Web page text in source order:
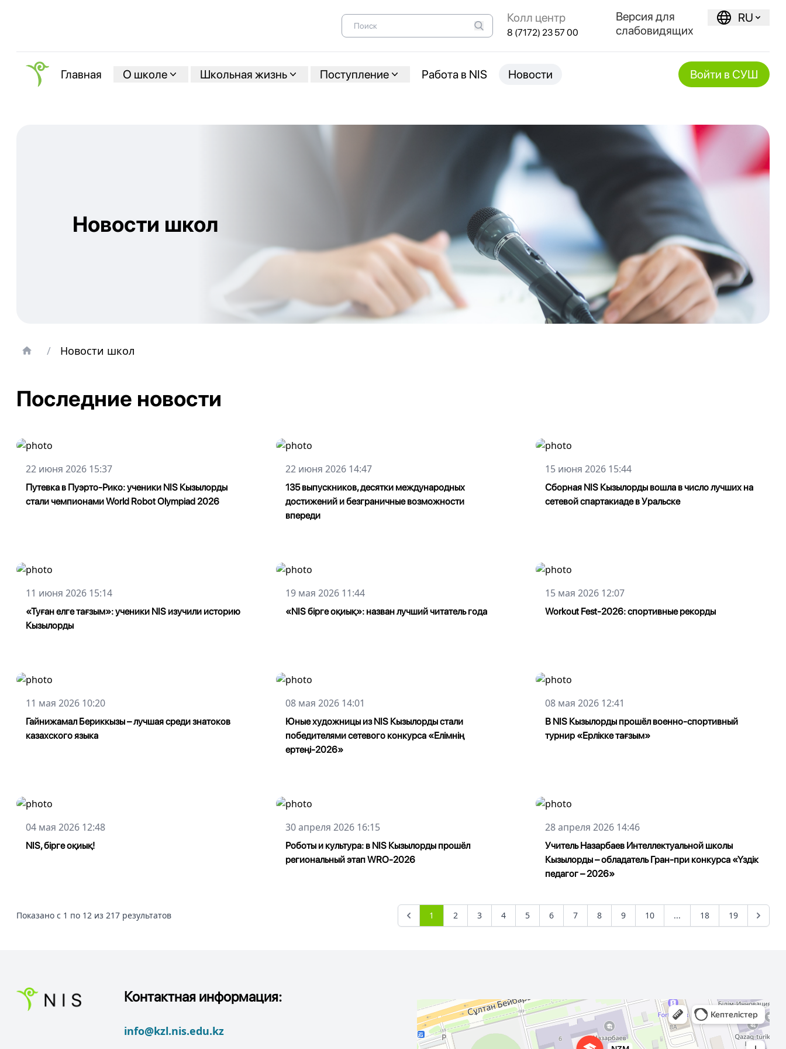
Колл центр
8 (7172) 23 57 00
Версия для
слабовидящих
RU
Главная О школе Школьная жизнь Поступление Работа в NIS Новости Войти в СУШ
Новости школ
/ Новости школ
Последние новости
22 июня 2026 15:37
Путевка в Пуэрто-Рико: ученики NIS Кызылорды
стали чемпионами World Robot Olympiad 2026
22 июня 2026 14:47
135 выпускников, десятки международных
достижений и безграничные возможности
впереди
15 июня 2026 15:44
Сборная NIS Кызылорды вошла в число лучших на
сетевой спартакиаде в Уральске
11 июня 2026 15:14
«Туған елге тағзым»: ученики NIS изучили историю
Кызылорды
19 мая 2026 11:44
«NIS бірге оқиық»: назван лучший читатель года
15 мая 2026 12:07
Workout Fest-2026: спортивные рекорды
11 мая 2026 10:20
Гайнижамал Бериккызы – лучшая среди знатоков
казахского языка
08 мая 2026 14:01
Юные художницы из NIS Кызылорды стали
победителями сетевого конкурса «Елімнің
ертеңі-2026»
08 мая 2026 12:41
В NIS Кызылорды прошёл военно-спортивный
турнир «Ерлікке тағзым»
04 мая 2026 12:48
NIS, бірге оқиық!
30 апреля 2026 16:15
Роботы и культура: в NIS Кызылорды прошёл
региональный этап WRO-2026
28 апреля 2026 14:46
Учитель Назарбаев Интеллектуальной школы
Кызылорды – обладатель Гран-при конкурса «Үздік
педагог – 2026»
Показано с 1 по 12 из 217 результатов 1 2 3 4 5 6 7 8 9 10 ... 18 19
Контактная информация:
info@kzl.nis.edu.kz